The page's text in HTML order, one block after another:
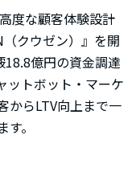
度な顧客体験設計
クウゼン）』を開
億円の資金調達
ットボット・マーケ
からLTV向上まで一
。